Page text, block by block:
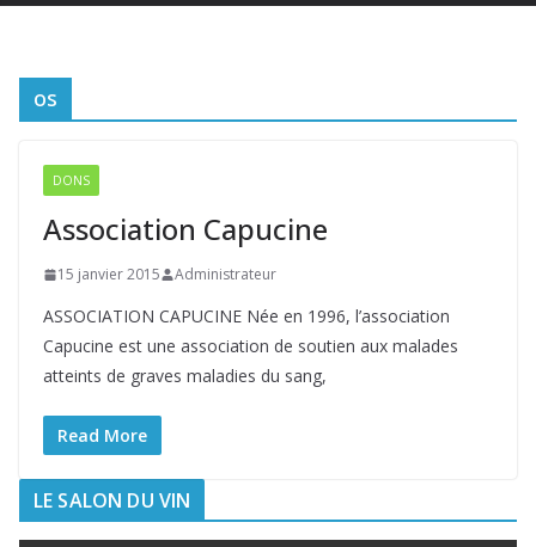
os
DONS
Association Capucine
15 janvier 2015 Administrateur
ASSOCIATION CAPUCINE Née en 1996, l’association
Capucine est une association de soutien aux malades
atteints de graves maladies du sang,
Read More
LE SALON DU VIN